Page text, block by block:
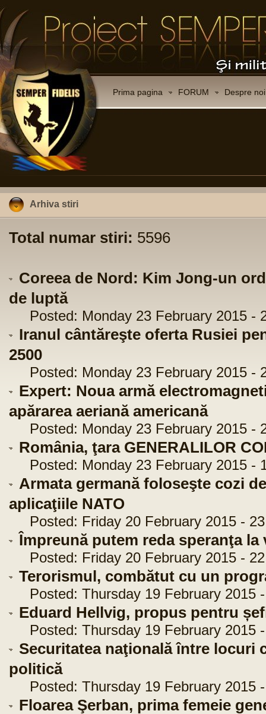
Prima pagina FORUM Despre noi
Arhiva stiri
Total numar stiri: 5596
Coreea de Nord: Kim Jong-un
de luptă
Posted: Monday 23 February 2015 -
Iranul cântăreşte oferta Rusiei
2500
Posted: Monday 23 February 2015 -
Expert: Noua armă
apărarea aeriană americană
Posted: Monday 23 February 2015 -
România, ţara GENERALILOR
Posted: Monday 23 February 2015 -
Armata germană foloseşte cozi
aplicaţiile NATO
Posted: Friday 20 February 2015 -
Împreună putem reda speranţa
Posted: Friday 20 February 2015 -
Terorismul, combătut cu un
Posted: Thursday 19 February 2015
Eduard Hellvig, propus pentru
Posted: Thursday 19 February 2015 -
Securitatea naţională între locuri
politică
Posted: Thursday 19 February 2015
Floarea Şerban, prima femeie